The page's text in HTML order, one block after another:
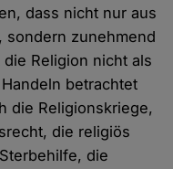
dass nicht nur aus
sondern zunehmend
Religion nicht als
betrachtet
die Religionskriege,
die religiös
die